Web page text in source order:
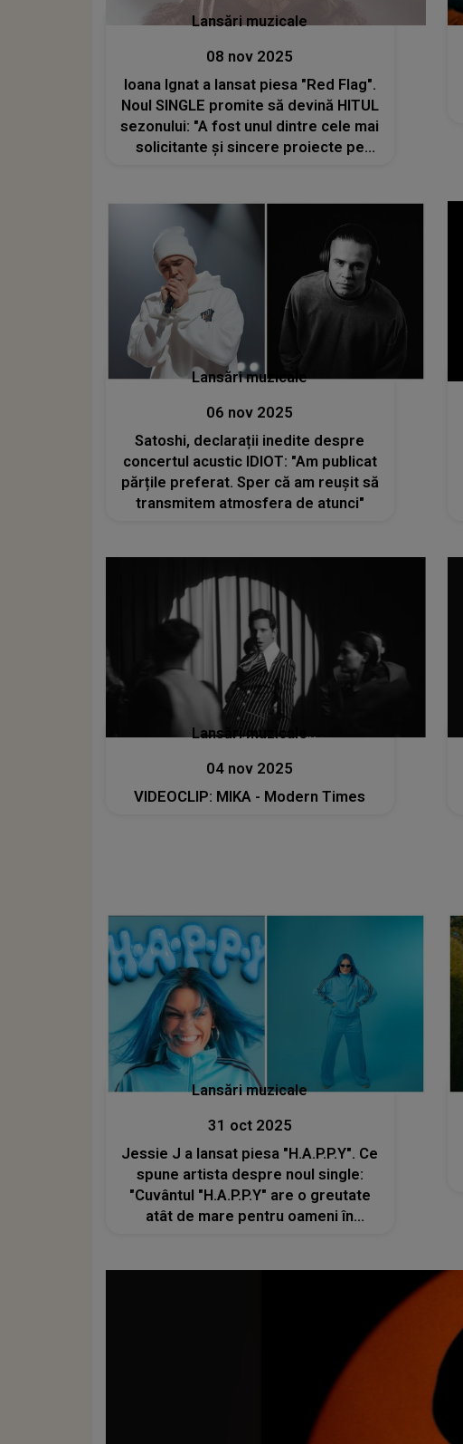
Lansări muzicale
08 nov 2025
Ioana Ignat a lansat piesa "Red Flag".
Noul SINGLE promite să devină HITUL
sezonului: "A fost unul dintre cele mai
solicitante și sincere proiecte pe
Lansări muzicale
06 nov 2025
Satoshi, declarații inedite despre
concertul acustic IDIOT: "Am publicat
părțile preferat. Sper că am reușit să
transmitem atmosfera de atunci"
Lansări muzicale
04 nov 2025
VIDEOCLIP: MIKA - Modern Times
Lansări muzicale
31 oct 2025
Jessie J a lansat piesa "H.A.P.P.Y". Ce
spune artista despre noul single:
"Cuvântul "H.A.P.P.Y" are o greutate
atât de mare pentru oameni în